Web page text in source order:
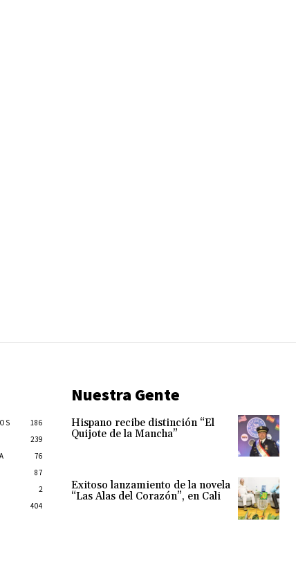
186
239
76
87
2
404
Nuestra Gente
Hispano recibe distinción “El
Quijote de la Mancha”
Exitoso lanzamiento de la novela
“Las Alas del Corazón”, en Cali